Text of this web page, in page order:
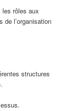
les rôles aux
de l’organisation
structures